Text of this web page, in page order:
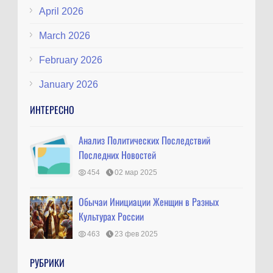
April 2026
March 2026
February 2026
January 2026
ИНТЕРЕСНО
Анализ Политических Последствий
Последних Новостей
454 02 мар 2025
Обычаи Инициации Женщин в Разных
Культурах России
463 23 фев 2025
РУБРИКИ